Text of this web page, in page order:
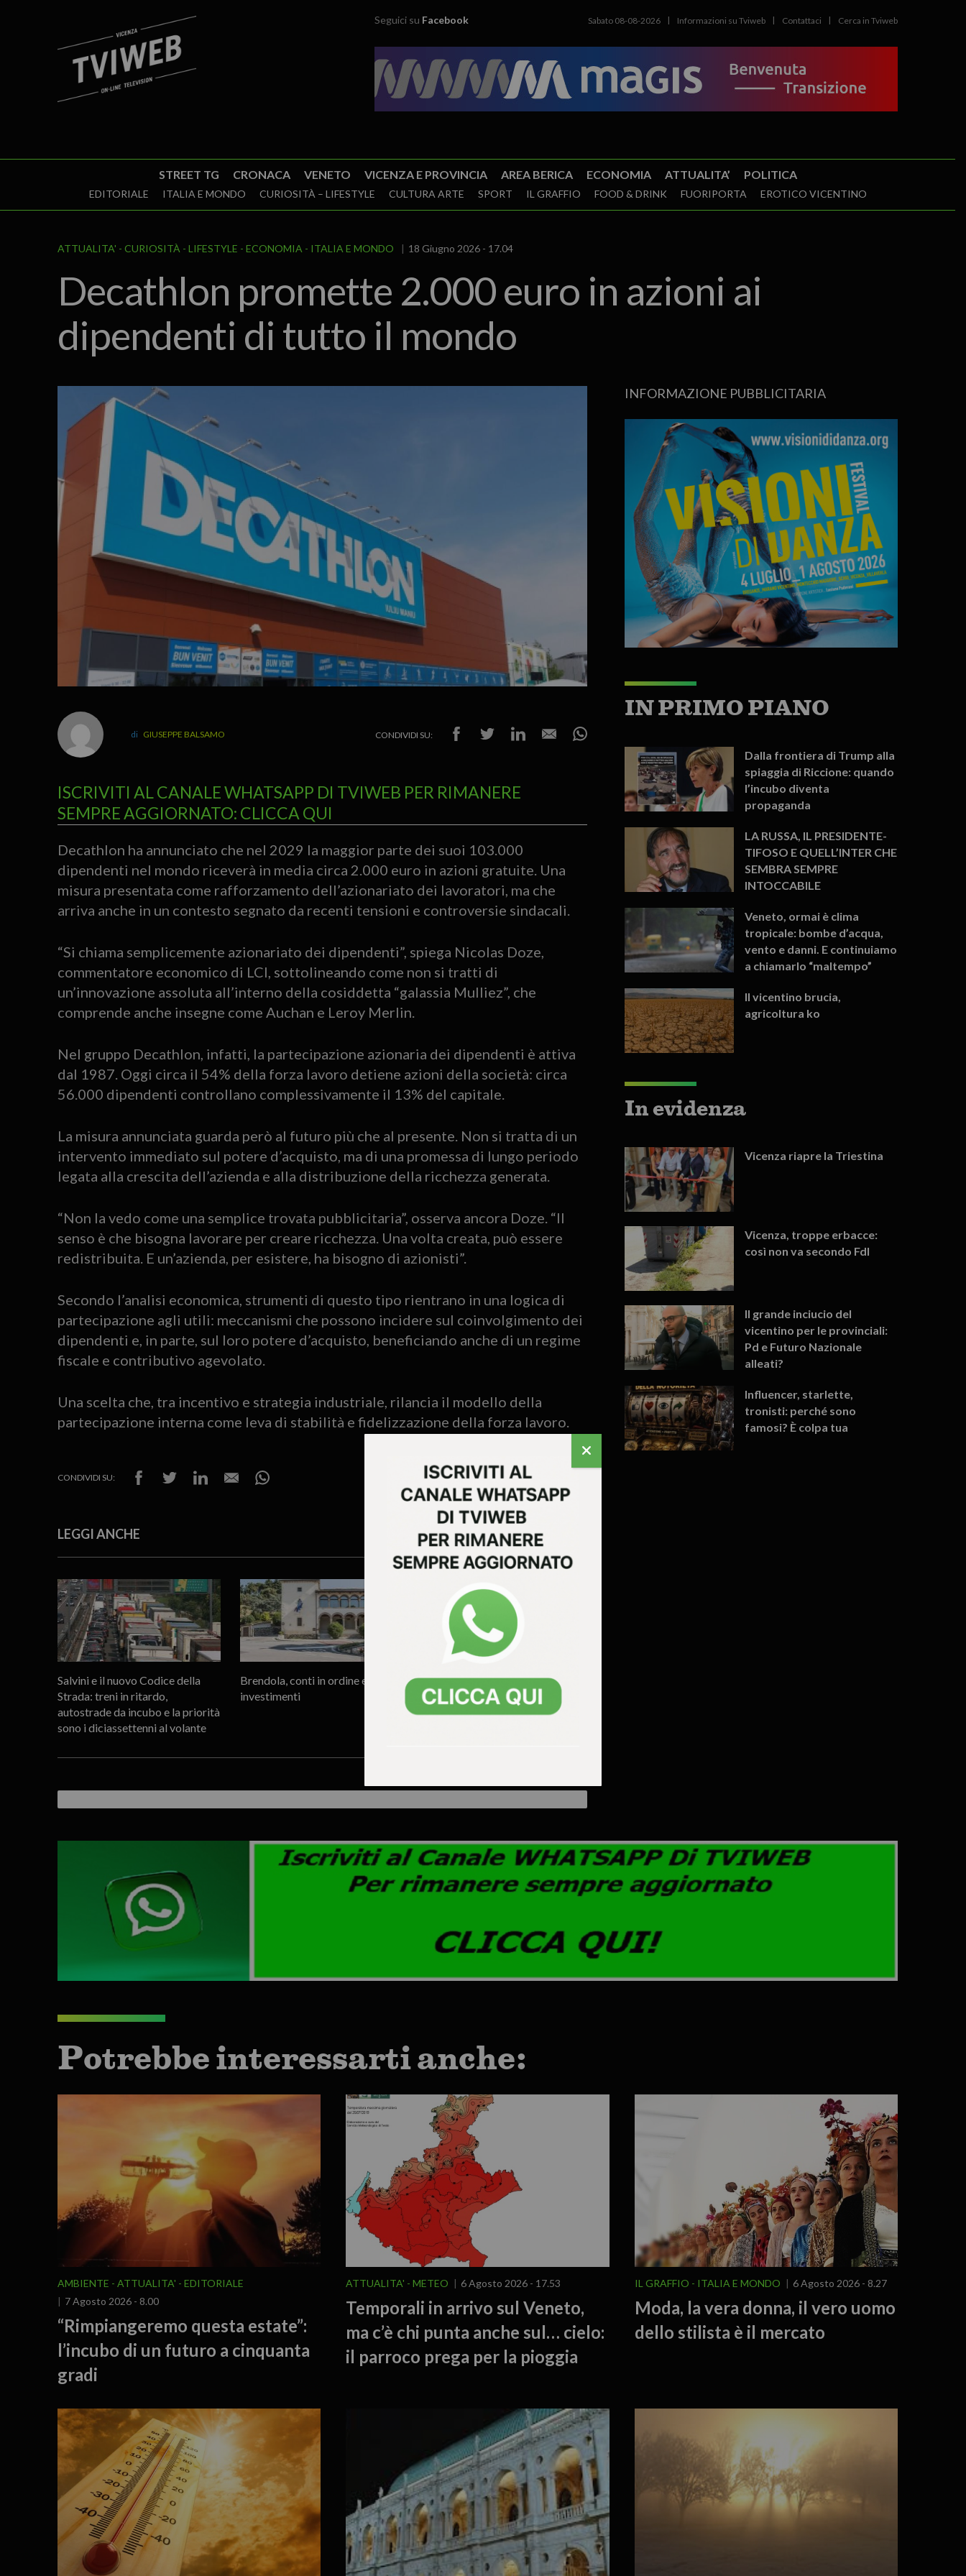
Seguici su Facebook Sabato 08-08-2026 Informazioni su Tviweb Contattaci Cerca in Tviweb
STREET TG CRONACA VENETO VICENZA E PROVINCIA AREA BERICA ECONOMIA ATTUALITA’ POLITICA
EDITORIALE ITALIA E MONDO CURIOSITÀ – LIFESTYLE CULTURA ARTE SPORT IL GRAFFIO FOOD & DRINK FUORIPORTA EROTICO VICENTINO
ATTUALITA' CURIOSITÀ - LIFESTYLE ECONOMIA ITALIA E MONDO 18 Giugno 2026 - 17.04
Decathlon promette 2.000 euro in azioni ai
dipendenti di tutto il mondo
GIUSEPPE BALSAMO CONDIVIDI SU:
ISCRIVITI AL CANALE WHATSAPP DI TVIWEB PER RIMANERE
SEMPRE AGGIORNATO: CLICCA QUI
Decathlon ha annunciato che nel 2029 la maggior parte dei suoi 103.000
dipendenti nel mondo riceverà in media circa 2.000 euro in azioni gratuite. Una
misura presentata come rafforzamento dell’azionariato dei lavoratori, ma che
arriva anche in un contesto segnato da recenti tensioni e controversie sindacali.
“Si chiama semplicemente azionariato dei dipendenti”, spiega Nicolas Doze,
commentatore economico di LCI, sottolineando come non si tratti di
un’innovazione assoluta all’interno della cosiddetta “galassia Mulliez”, che
comprende anche insegne come Auchan e Leroy Merlin.
Nel gruppo Decathlon, infatti, la partecipazione azionaria dei dipendenti è attiva
dal 1987. Oggi circa il 54% della forza lavoro detiene azioni della società: circa
56.000 dipendenti controllano complessivamente il 13% del capitale.
La misura annunciata guarda però al futuro più che al presente. Non si tratta di un
intervento immediato sul potere d’acquisto, ma di una promessa di lungo periodo
legata alla crescita dell’azienda e alla distribuzione della ricchezza generata.
“Non la vedo come una semplice trovata pubblicitaria”, osserva ancora Doze. “Il
senso è che bisogna lavorare per creare ricchezza. Una volta creata, può essere
redistribuita. E un’azienda, per esistere, ha bisogno di azionisti”.
Secondo l’analisi economica, strumenti di questo tipo rientrano in una logica di
partecipazione agli utili: meccanismi che possono incidere sul coinvolgimento dei
dipendenti e, in parte, sul loro potere d’acquisto, beneficiando anche di un regime
fiscale e contributivo agevolato.
Una scelta che, tra incentivo e strategia industriale, rilancia il modello della
partecipazione interna come leva di stabilità e fidelizzazione della forza lavoro.
CONDIVIDI SU:
LEGGI ANCHE
Salvini e il nuovo Codice della
Strada: treni in ritardo,
autostrade da incubo e la priorità
sono i diciassettenni al volante
Brendola, conti in ordine e
investimenti
E adesso, Francesco, tienici un
tavolo ed un’ombra di vino
INFORMAZIONE PUBBLICITARIA
IN PRIMO PIANO
Dalla frontiera di Trump alla
spiaggia di Riccione: quando
l’incubo diventa
propaganda
LA RUSSA, IL PRESIDENTE-
TIFOSO E QUELL’INTER CHE
SEMBRA SEMPRE
INTOCCABILE
Veneto, ormai è clima
tropicale: bombe d’acqua,
vento e danni. E continuiamo
a chiamarlo “maltempo”
Il vicentino brucia,
agricoltura ko
In evidenza
Vicenza riapre la Triestina
Vicenza, troppe erbacce:
così non va secondo FdI
Il grande inciucio del
vicentino per le provinciali:
Pd e Futuro Nazionale
alleati?
Influencer, starlette,
tronisti: perché sono
famosi? È colpa tua
Potrebbe interessarti anche:
AMBIENTE ATTUALITA'
EDITORIALE
7 Agosto 2026 - 8.00
“Rimpiangeremo questa estate”:
l’incubo di un futuro a cinquanta
gradi
ATTUALITA' METEO 6 Agosto 2026 - 17.53
Temporali in arrivo sul Veneto,
ma c’è chi punta anche sul… cielo:
il parroco prega per la pioggia
IL GRAFFIO ITALIA E MONDO 6 Agosto 2026 - 8.27
Moda, la vera donna, il vero uomo
dello stilista è il mercato